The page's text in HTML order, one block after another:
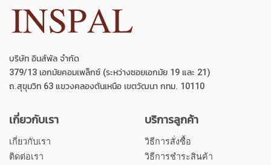
บริษัท อินส์พัล จำกัด
379/13 เอกมัยคอมเพล็กซ์ (ระหว่างซอยเอกมัย 19 และ 21)
ถ.สุขุมวิท 63 แขวงคลองตันเหนือ เขตวัฒนา กทม. 10110
เกี่ยวกับเรา
เกี่ยวกับเรา
ติดต่อเรา
บริการลูกค้า
วิธีการสั่งซื้อ
วิธีการชำระสินค้า